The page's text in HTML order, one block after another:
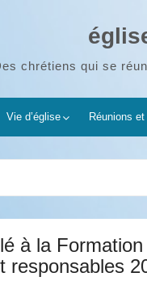
chrétiens qui se
Vie d’église Réunions
à la Formation
responsables